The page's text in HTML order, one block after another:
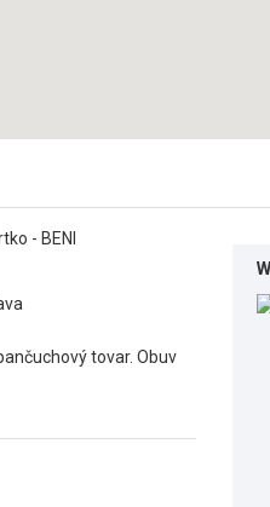
- BENI
tovar. Obuv